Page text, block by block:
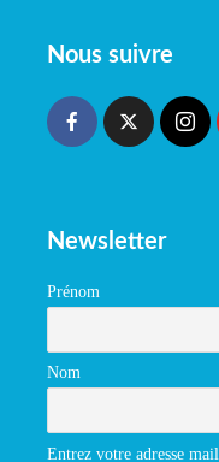
Nous suivre
Newsletter
Prénom
Nom
Entrez votre adresse mail